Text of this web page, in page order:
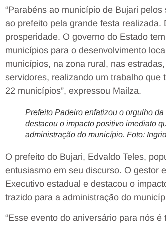
“Parabéns ao município de Bujari
ao prefeito pela grande festa
prosperidade. O governo do Estado
municípios para o desenvolvimento
municípios, na zona rural, nas
servidores, realizando um trabalho
22 municípios”, expressou Mailza.
Prefeito Padeiro enfatizou o orgulho
destacou o impacto positivo imediato
administração do município. Foto:
O prefeito do Bujari, Edvaldo Teles,
entusiasmo em seu discurso. O gestor
Executivo estadual e destacou o
trazido para a administração do
“Esse evento do aniversário para nós